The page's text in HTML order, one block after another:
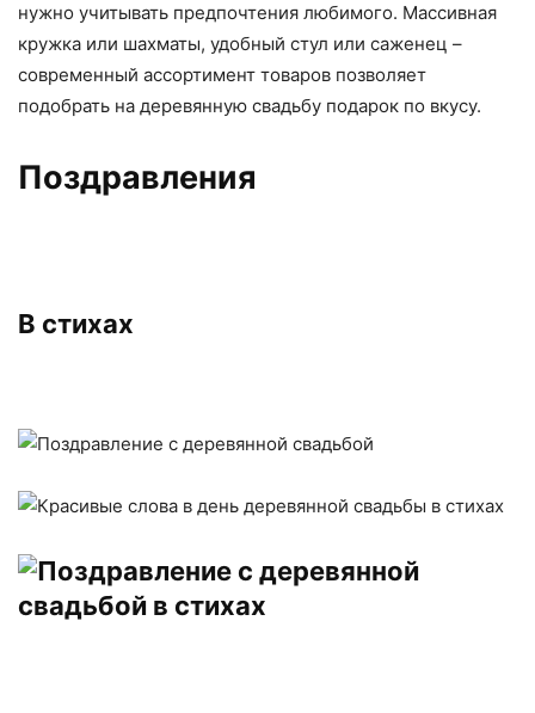
нужно учитывать предпочтения любимого. Массивная
кружка или шахматы, удобный стул или саженец –
современный ассортимент товаров позволяет
подобрать на деревянную свадьбу подарок по вкусу.
Поздравления
В стихах